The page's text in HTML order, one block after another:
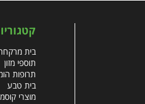
בית מרקחת
תוספי מזון
תרופות
בית טבע
מוצרי